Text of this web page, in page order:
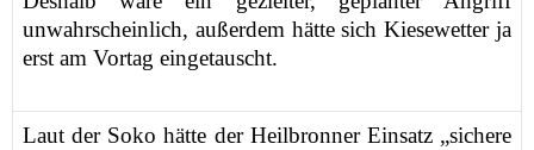
unwahrscheinlich, außerdem hätte sich Kiesewetter ja
erst am Vortag eingetauscht.
Laut der Sokohätte der Heilbronner Einsatz „sichere